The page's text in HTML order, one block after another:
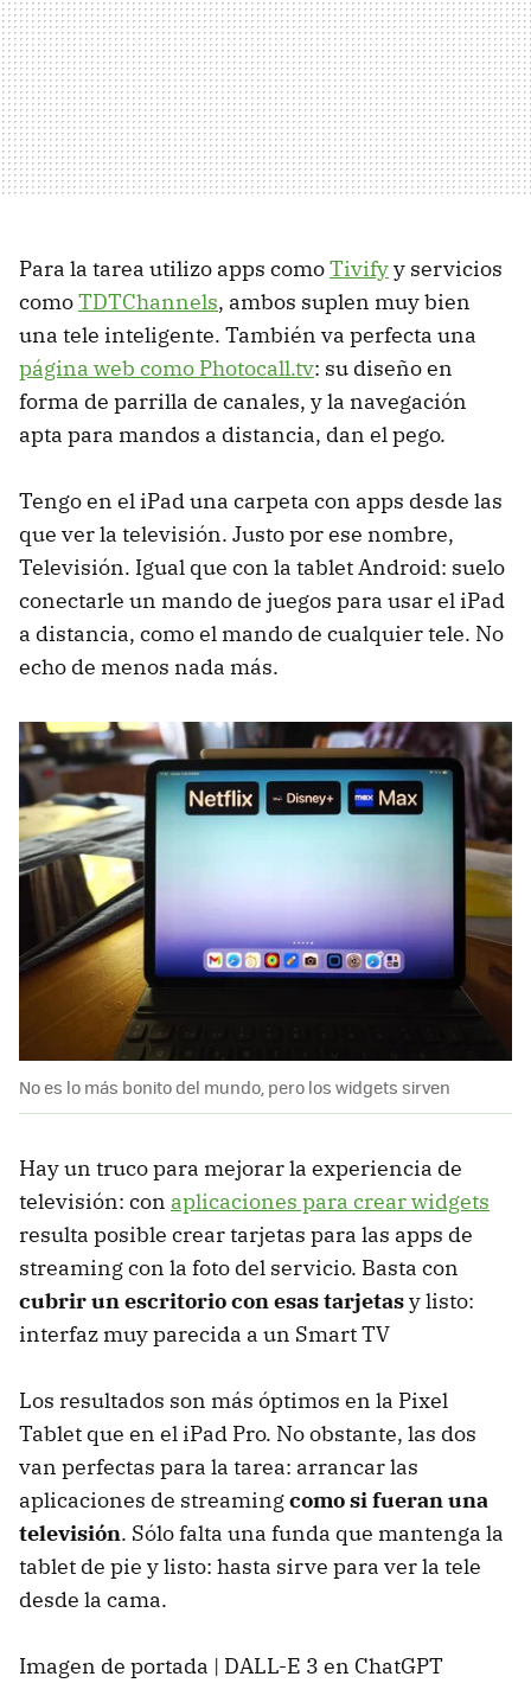
Para la tarea utilizo apps comoTivifyy servicios
comoTDTChannels, ambos suplen muy bien
una tele inteligente. También va perfecta una
página web como Photocall.tv: su diseño en
forma de parrilla de canales, y la navegación
apta para mandos a distancia, dan el pego.
Tengo en el iPad una carpeta con apps desde las
que ver la televisión. Justo por ese nombre,
Televisión. Igual que con la tablet Android: suelo
conectarle un mando de juegos para usar el iPad
a distancia, como el mando de cualquier tele. No
echo de menos nada más.
No es lo más bonito del mundo, pero los widgets sirven
Hay un truco para mejorar la experiencia de
televisión: con aplicaciones para crear widgets
resulta posible crear tarjetas para las apps de
streaming con la foto del servicio. Basta con
cubrir un escritorio con esas tarjetasy listo:
interfaz muy parecida a un Smart TV
Los resultados son más óptimos en la Pixel
Tablet que en el iPad Pro. No obstante, las dos
van perfectas para la tarea: arrancar las
aplicaciones de streamingcomo si fueran una
televisión. Sólo falta una funda que mantenga la
tablet de pie y listo: hasta sirve para ver la tele
desde la cama.
Imagen de portada | DALL-E 3 en ChatGPT